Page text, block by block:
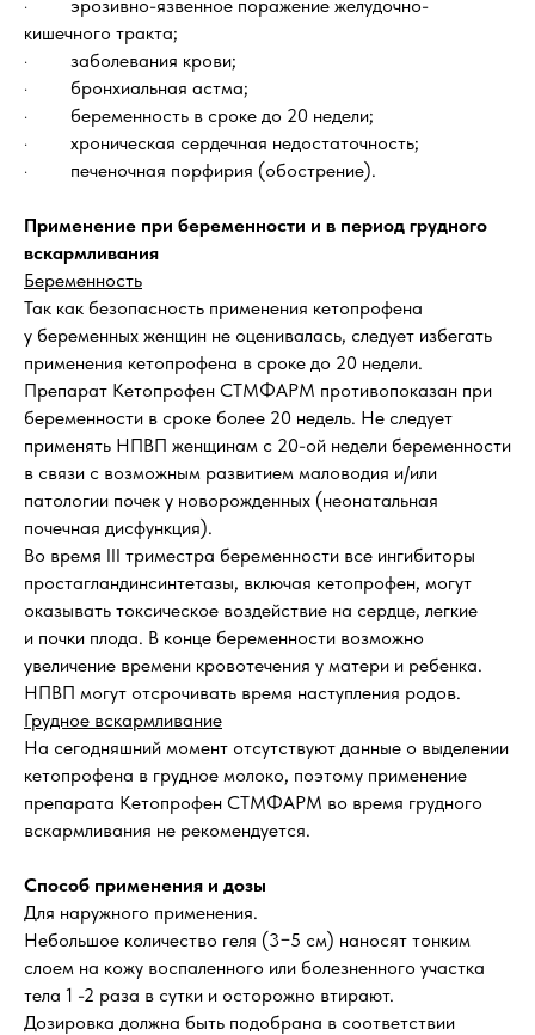
· эрозивно-язвенное поражение желудочно-
кишечного тракта;
· заболевания крови;
· бронхиальная астма;
· беременность в сроке до 20 недели;
· хроническая сердечная недостаточность;
· печеночная порфирия (обострение).
Применение при беременности и в период грудного
вскармливания
Беременность
Так как безопасность применения кетопрофена
у беременных женщин не оценивалась, следует избегать
применения кетопрофена в сроке до 20 недели.
Препарат Кетопрофен СТМФАРМ противопоказан при
беременности в сроке более 20 недель. Не следует
применять НПВП женщинам с 20-ой недели беременности
в связи с возможным развитием маловодия и/или
патологии почек у новорожденных (неонатальная
почечная дисфункция).
Во время III триместра беременности все ингибиторы
простагландинсинтетазы, включая кетопрофен, могут
оказывать токсическое воздействие на сердце, легкие
и почки плода. В конце беременности возможно
увеличение времени кровотечения у матери и ребенка.
НПВП могут отсрочивать время наступления родов.
Грудное вскармливание
На сегодняшний момент отсутствуют данные о выделении
кетопрофена в грудное молоко, поэтому применение
препарата Кетопрофен СТМФАРМ во время грудного
вскармливания не рекомендуется.
Способ применения и дозы
Для наружного применения.
Небольшое количество геля (3−5 см) наносят тонким
слоем на кожу воспаленного или болезненного участка
тела 1 -2 раза в сутки и осторожно втирают.
Дозировка должна быть подобрана в соответствии